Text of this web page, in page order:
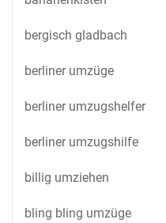
bergisch gladbach
berliner umzüge
berliner umzugshelfer
berliner umzugshilfe
billig umziehen
bling bling umzüge